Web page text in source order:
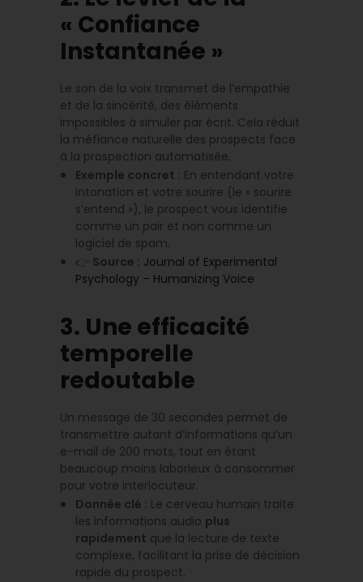
« Confiance
Instantanée »
Le son de la voix transmet de l’empathie
et de la sincérité, des éléments
impossibles à simuler par écrit. Cela réduit
la méfiance naturelle des prospects face
à la prospection automatisée.
Exemple concret : En entendant votre
intonation et votre sourire (le « sourire
s’entend »), le prospect vous identifie
comme un pair et non comme un
logiciel de spam.
👉 Source : Journal of Experimental
Psychology – Humanizing Voice
3. Une efficacité
temporelle
redoutable
Un message de 30 secondes permet de
transmettre autant d’informations qu’un
e-mail de 200 mots, tout en étant
beaucoup moins laborieux à consommer
pour votre interlocuteur.
Donnée clé : Le cerveau humain traite
les informations audio plus
rapidement que la lecture de texte
complexe, facilitant la prise de décision
rapide du prospect.